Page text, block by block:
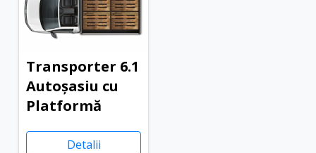
Transporter 6.1
Autoșasiu cu
Platformă
Detalii